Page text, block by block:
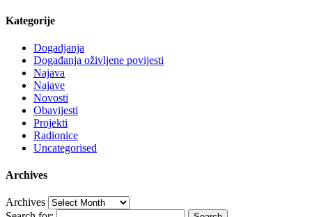
Kategorije
Dogadjanja
Događanja oživljene povijesti
Najava
Najave
Novosti
Obavijesti
Projekti
Radionice
Uncategorised
Archives
Archives